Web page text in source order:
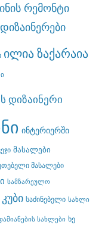
რემონტი
დიზაინერები
ილია ზაქარაია
დიზაინერი
ინტერიერში
მასალები
მასალები
სამზარეულო
საძინებელი სახლი
სახლები ხე